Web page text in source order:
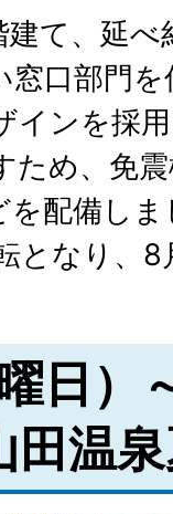
て、延
窓口部門
インを採
ため、免
を配備し
となり、
日）
田温